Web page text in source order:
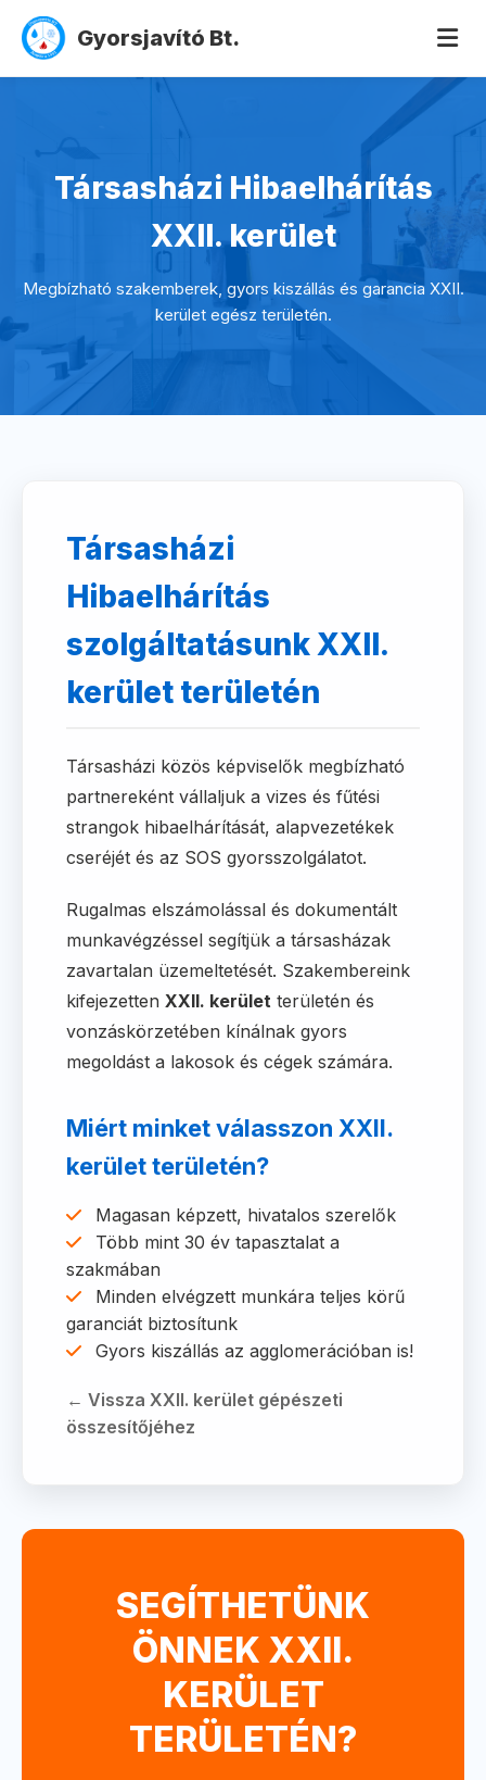
Gyorsjavító Bt.
Társasházi Hibaelhárítás
XXII. kerület
Megbízható szakemberek, gyors kiszállás és garancia XXII.
kerület egész területén.
Társasházi
Hibaelhárítás
szolgáltatásunk XXII.
kerület területén
Társasházi közös képviselők megbízható
partnereként vállaljuk a vizes és fűtési
strangok hibaelhárítását, alapvezetékek
cseréjét és az SOS gyorsszolgálatot.
Rugalmas elszámolással és dokumentált
munkavégzéssel segítjük a társasházak
zavartalan üzemeltetését. Szakembereink
kifejezetten XXII. kerület területén és
vonzáskörzetében kínálnak gyors
megoldást a lakosok és cégek számára.
Miért minket válasszon XXII.
kerület területén?
Magasan képzett, hivatalos szerelők
Több mint 30 év tapasztalat a
szakmában
Minden elvégzett munkára teljes körű
garanciát biztosítunk
Gyors kiszállás az agglomerációban is!
← Vissza XXII. kerület gépészeti
összesítőjéhez
SEGÍTHETÜNK
ÖNNEK XXII.
KERÜLET
TERÜLETÉN?